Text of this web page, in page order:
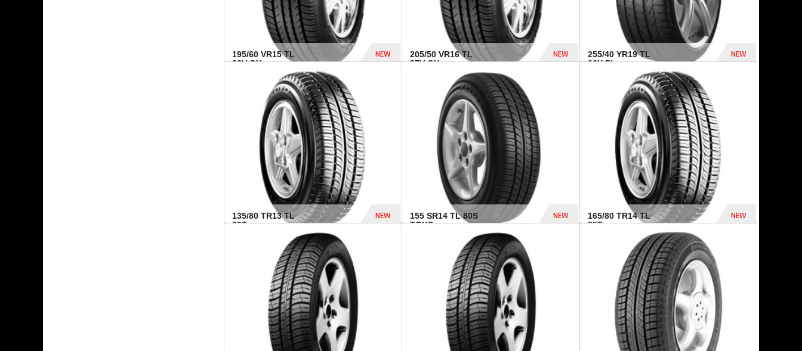
195/60 VR15 TL
88V GY...
NEW
205/50 VR16 TL
87V GY...
NEW
255/40 YR19 TL
96Y PI...
NEW
1 771 Dhs
135/80 TR13 TL
70T...
NEW
155 SR14 TL 80S
TOYO...
NEW
165/80 TR14 TL
85T...
NEW
458 Dhs